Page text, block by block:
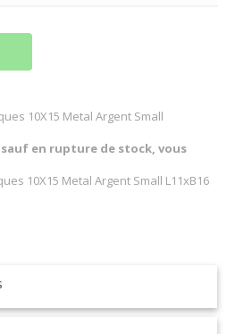
10X15 Metal Argent Small
en rupture de stock, vous
10X15 Metal Argent Small L11xB16
photo cadre photo